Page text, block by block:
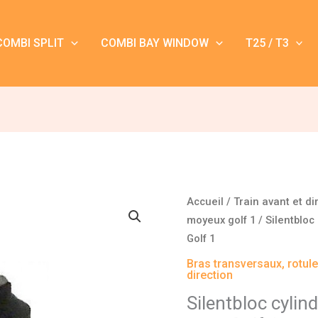
SPLIT COMBI BAY WINDOW T25 / T3
Accueil /Train avant et
moyeux golf 1 / Silentbloc
Golf 1
Bras transversaux,
direction
Silentbloc
quantité
de
Silentbloc
cylindrique
de
triangle
avant